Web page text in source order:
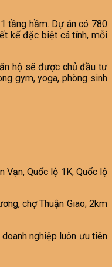
tầng hầm. Dự án có 780
kế đặc biệt cá tính, mỗi
hộ sẽ được chủ đầu tư
gym, yoga, phòng sinh
Vạn, Quốc lộ 1K, Quốc lộ
chợ Thuận Giao; 2km
nghiệp luôn ưu tiên